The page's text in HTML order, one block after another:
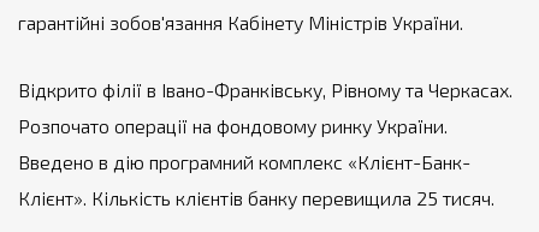
гарантійні зобов'язання Кабінету Міністрів України.
Відкрито філії в Івано-Франківську, Рівному та Черкасах.
Розпочато операції на фондовому ринку України.
Введено в дію програмний комплекс «Клієнт-Банк-
Клієнт». Кількість клієнтів банку перевищила 25 тисяч.